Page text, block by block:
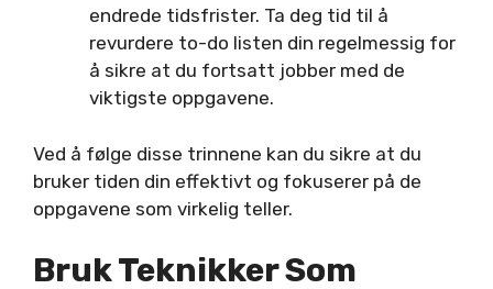
endrede tidsfrister. Ta deg tid til å
revurdere to-do listen din regelmessig for
å sikre at du fortsatt jobber med de
viktigste oppgavene.
Ved å følge disse trinnene kan du sikre at du
bruker tiden din effektivt og fokuserer på de
oppgavene som virkelig teller.
Bruk Teknikker Som